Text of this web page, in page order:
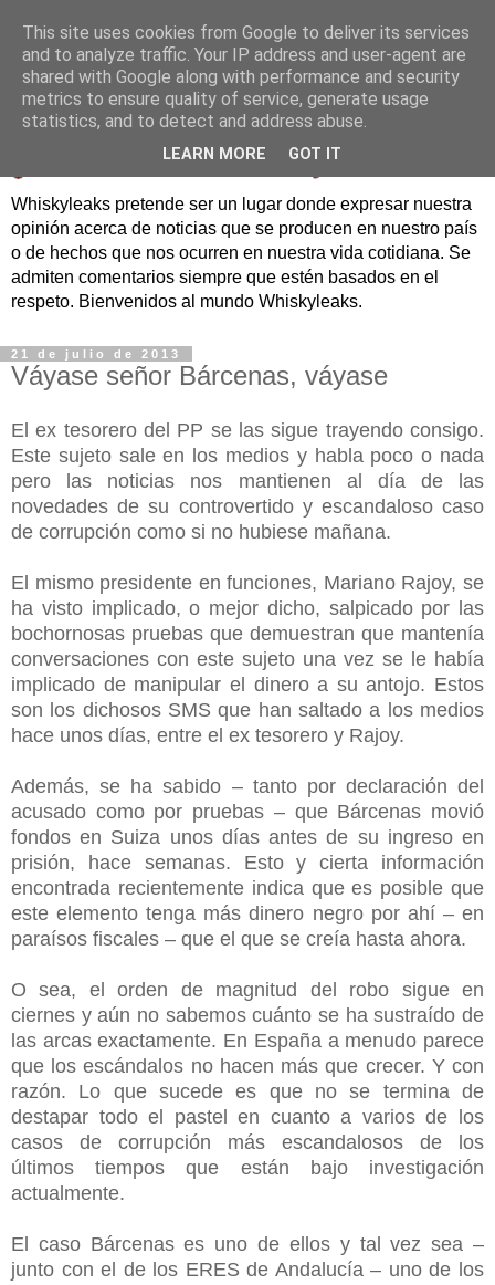
Whiskyleaks pretende ser un lugar donde expresar nuestra
opinión acerca de noticias que se producen en nuestro país
o de hechos que nos ocurren en nuestra vida cotidiana. Se
admiten comentarios siempre que estén basados en el
respeto. Bienvenidos al mundo Whiskyleaks.
21 de julio de 2013
Váyase señor Bárcenas, váyase
El ex tesorero del PP se las sigue trayendo consigo.
Este sujeto sale en los medios y habla poco o nada
pero las noticias nos mantienen al día de las
novedades de su controvertido y escandaloso caso
de corrupción como si no hubiese mañana.
El mismo presidente en funciones, Mariano Rajoy, se
ha visto implicado, o mejor dicho, salpicado por las
bochornosas pruebas que demuestran que mantenía
conversaciones con este sujeto una vez se le había
implicado de manipular el dinero a su antojo. Estos
son los dichosos SMS que han saltado a los medios
hace unos días, entre el ex tesorero y Rajoy.
Además, se ha sabido – tanto por declaración del
acusado como por pruebas – que Bárcenas movió
fondos en Suiza unos días antes de su ingreso en
prisión, hace semanas. Esto y cierta información
encontrada recientemente indica que es posible que
este elemento tenga más dinero negro por ahí – en
paraísos fiscales – que el que se creía hasta ahora.
O sea, el orden de magnitud del robo sigue en
ciernes y aún no sabemos cuánto se ha sustraído de
las arcas exactamente. En España a menudo parece
que los escándalos no hacen más que crecer. Y con
razón. Lo que sucede es que no se termina de
destapar todo el pastel en cuanto a varios de los
casos de corrupción más escandalosos de los
últimos tiempos que están bajo investigación
actualmente.
El caso Bárcenas es uno de ellos y tal vez sea –
junto con el de los ERES de Andalucía – uno de los
This site uses cookies from Google to deliver its services
and to analyze traffic. Your IP address and user-agent are
shared with Google along with performance and security
metrics to ensure quality of service, generate usage
statistics, and to detect and address abuse.
LEARN MORE GOT IT